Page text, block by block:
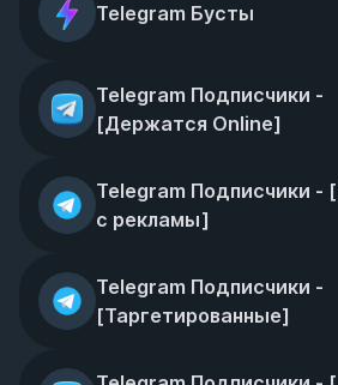
Telegram Бусты
Telegram Подписчики -
[Держатся Online]
Telegram Подписчики -
с рекламы]
Telegram Подписчики -
[Таргетированные]